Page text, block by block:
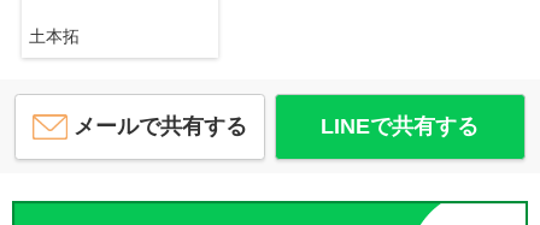
土本拓
メールで共有する LINEで共有する